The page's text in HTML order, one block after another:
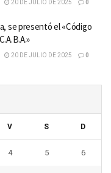
20 DE JULIO DE 2025 0
se presentó el «Código
20 DE JULIO DE 2025 0
V S D
4 5 6